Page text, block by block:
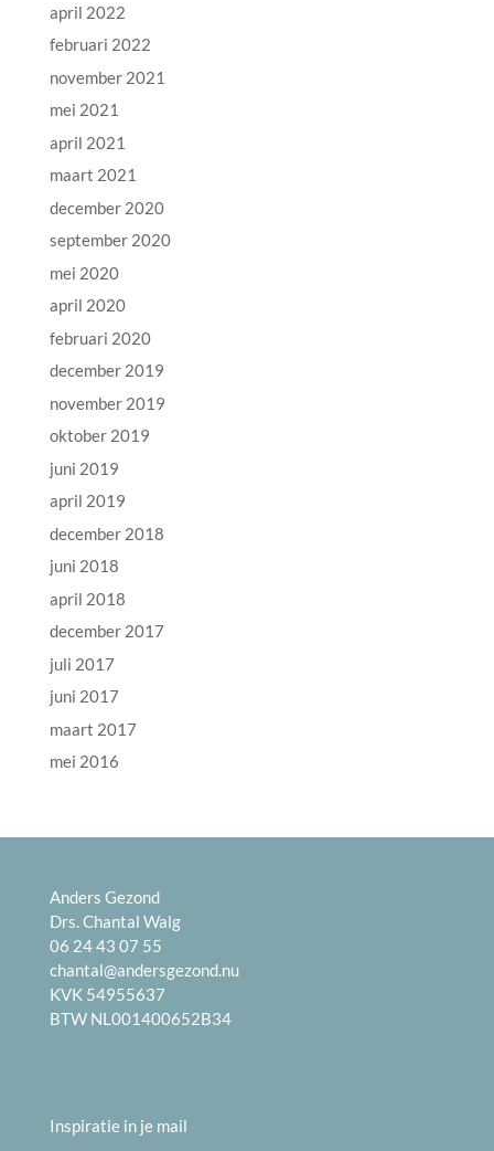
april 2022
februari 2022
november 2021
mei 2021
april 2021
maart 2021
december 2020
september 2020
mei 2020
april 2020
februari 2020
december 2019
november 2019
oktober 2019
juni 2019
april 2019
december 2018
juni 2018
april 2018
december 2017
juli 2017
juni 2017
maart 2017
mei 2016
Anders Gezond
Drs. Chantal Walg
06 24 43 07 55
chantal@andersgezond.nu
KVK 54955637
BTW NL001400652B34
Inspiratie in je mail